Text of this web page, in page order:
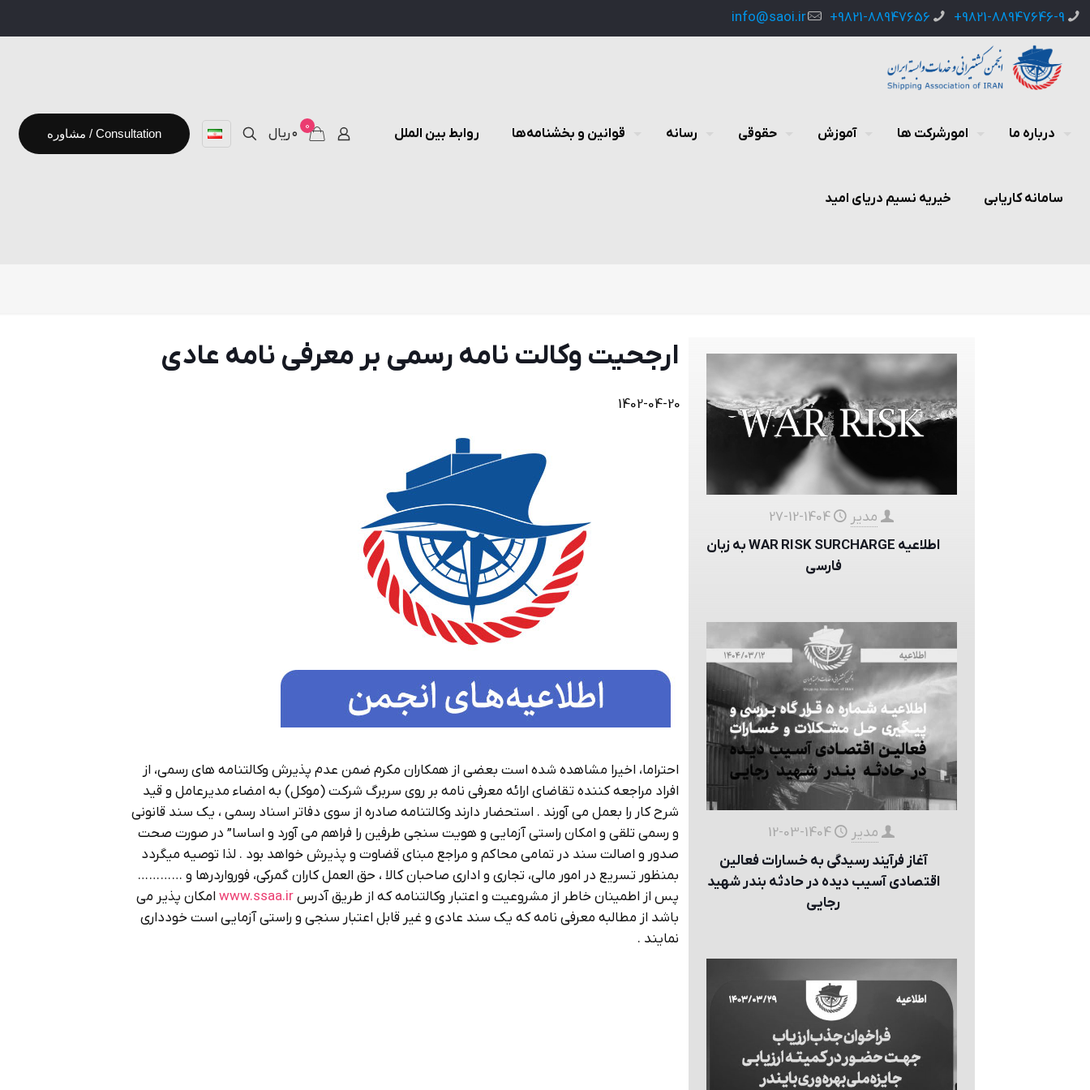
9821-88947646-9+
9821-88947656+
info@saoi.ir
درباره ما امورشرکت ها آموزش حقوقی رسانه قوانین و بخشنامه‌ها روابط بین الملل
سامانه کاریابی خیریه نسیم دریای امید
0 ۰ ریال مشاوره / Consultation
مدیر
1404-12-27
اطلاعیه WAR RISK SURCHARGE به زبان
فارسی
مدیر
1404-03-12
آغاز فرآیند رسیدگی به خسارات فعالين
اقتصادی آسيب ديده در حادثه بندر شهيد
رجايی
ارجحيت وكالت نامه رسمی بر معرفی نامه عادی
1402-04-20
احتراما، اخیرا مشاهده شده است بعضی از همکاران مکرم ضمن عدم پذیرش وکالتنامه های رسمی، از
افراد مراجعه کننده تقاضای ارائه معرفی نامه بر روی سربرگ شرکت (موکل) به امضاء مدیرعامل و قید
شرح کار را بعمل می آورند . استحضار دارند وکالتنامه صادره از سوی دفاتر اسناد رسمی ، یک سند قانونی
و رسمی تلقی و امکان راستی آزمایی و هویت سنجی طرفین را فراهم می آورد و اساسا” در صورت صحت
صدور و اصالت سند در تمامی محاکم و مراجع مبنای قضاوت و پذیرش خواهد بود . لذا توصیه میگردد
بمنظور تسریع در امور مالی، تجاری و اداری صاحبان کالا ، حق العمل کاران گمرکی، فورواردرها و …………
پس از اطمینان خاطر از مشروعیت و اعتبار وکالتنامه که از طریق آدرسwww.ssaa.ir امکان پذیر می
باشد از مطالبه معرفی نامه که یک سند عادی و غیر قابل اعتبار سنجی و راستی آزمایی است خودداری
نمایند .